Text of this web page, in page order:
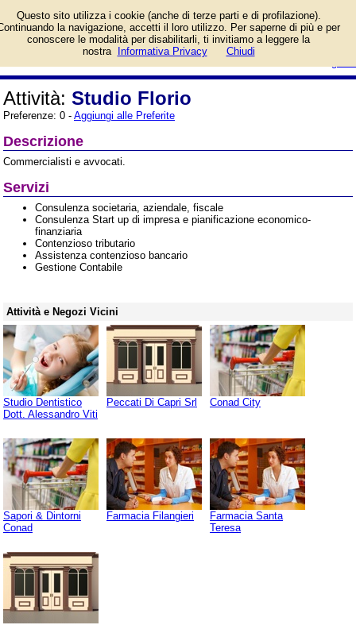
Florio
Attività: Studio Florio
Preferenze: 0 - Aggiungi alle Preferite
Descrizione
Commercialisti e avvocati.
Servizi
Consulenza societaria, aziendale, fiscale
Consulenza Start up di impresa e pianificazione economico-
finanziaria
Contenzioso tributario
Assistenza contenzioso bancario
Gestione Contabile
Attività e Negozi Vicini
Studio Dentistico
Dott. Alessandro Viti
Peccati Di Capri Srl Conad City
Sapori & Dintorni
Conad
Farmacia Filangieri
Farmacia Santa
Teresa
Questo sito utilizza i cookie (anche di terze parti e di profilazione).
la navigazione, accetti il loro utilizzo. Per saperne di più e per
conoscere le modalità per disabilitarli, ti invitiamo a leggere la
nostra
Informativa Privacy Chiudi